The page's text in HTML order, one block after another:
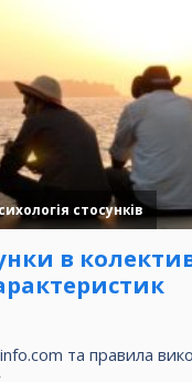
та правила